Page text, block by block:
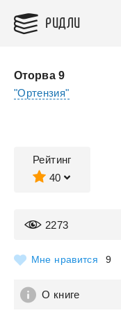
РИДЛИ
Оторва 9
"Ортензия"
Рейтинг
40
2273
Мне нравится 9
О книге